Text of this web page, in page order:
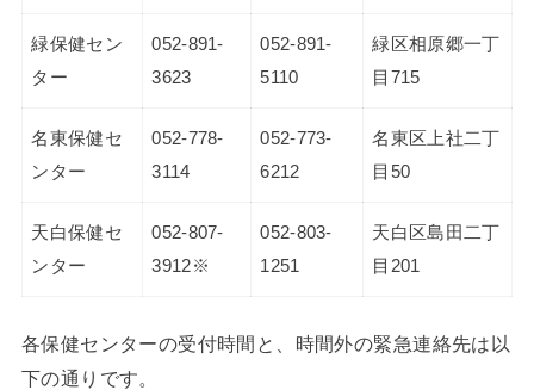
緑保健セン
ター
052-891-
3623
052-891-
5110
緑区相原郷一丁
目715
名東保健セ
ンター
052-778-
3114
052-773-
6212
名東区上社二丁
目50
天白保健セ
ンター
052-807-
3912※
052-803-
1251
天白区島田二丁
目201
各保健センターの受付時間と、時間外の緊急連絡先は以
下の通りです。